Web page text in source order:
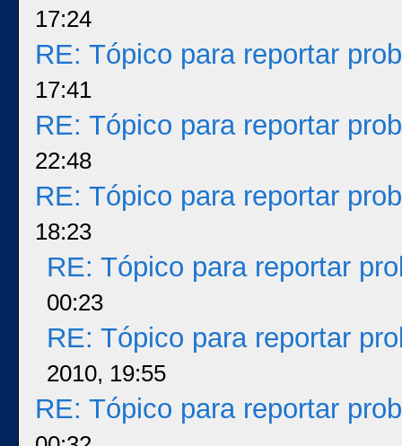
17:24
RE: Tópico para reportar
17:41
RE: Tópico para reportar
22:48
RE: Tópico para reportar
18:23
RE: Tópico para reportar
00:23
RE: Tópico para reportar
2010, 19:55
RE: Tópico para reportar